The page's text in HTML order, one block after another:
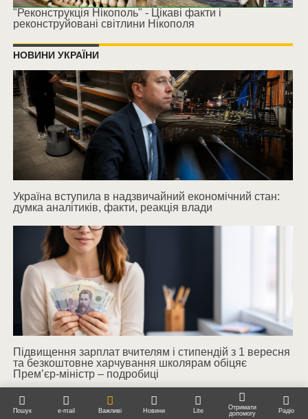
"Реконструкція Нікополь" - Цікаві факти і
реконструйовані світлини Нікополя
НОВИНИ УКРАЇНИ
Україна вступила в надзвичайний економічний стан:
думка аналітиків, факти, реакція влади
Підвищення зарплат вчителям і стипендій з 1 вересня
та безкоштовне харчування школярам обіцяє
Прем’єр-міністр – подробиці
Джерело:Національна служба новин
Пошук e-mail Важливі Новини Lite
Отримати
допомогу
Радіо